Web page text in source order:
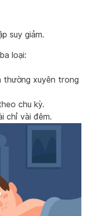
suy giảm.
loại:
thường xuyên trong
chu kỳ.
chỉ vài đêm.